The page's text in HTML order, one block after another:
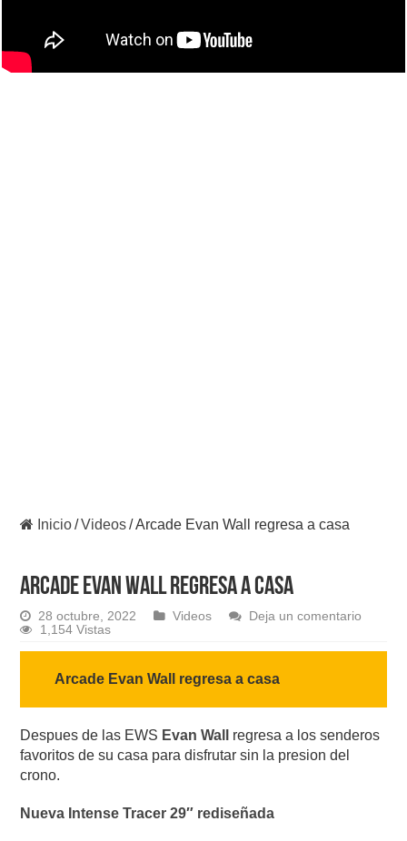
Inicio/Videos/Arcade Evan Wall regresa a casa
Arcade Evan Wall regresa a casa
28 octubre, 2022 Videos
Deja un comentario
1,154 Vistas
Arcade Evan Wall regresa a casa
Despues de las EWS Evan Wall
regresa a los senderos
favoritos de su casa para disfrutar sin la presion del
crono.
Nueva Intense Tracer 29″ rediseñada